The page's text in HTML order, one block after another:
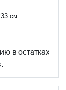
см
в остатках